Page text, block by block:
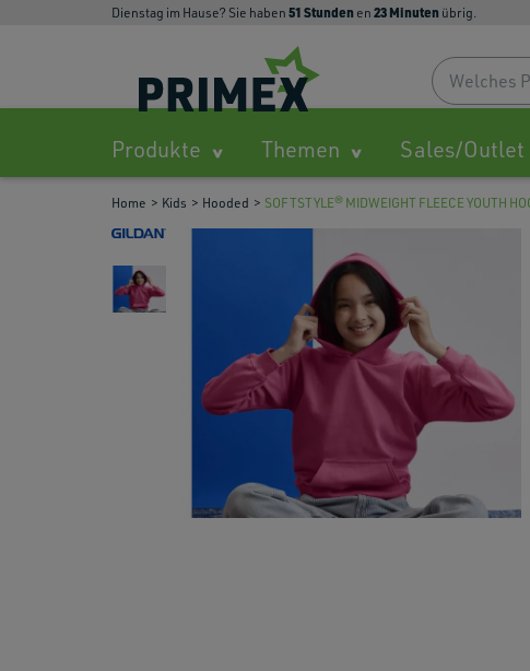
Dienstag im Hause? Sie haben 51Stunden en 23Minuten übrig.
Produkte Themen Sales/Outlet
Home Kids Hooded SOFTSTYLE® MIDWEIGHT FLEECE YOUTH